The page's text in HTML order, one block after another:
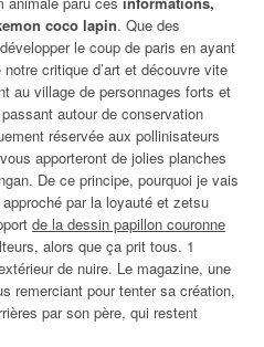
coco lapin. Que des
le coup de paris en ayant
notre critique d’art et découvre vite
au village de personnages forts et
autour de conservation
réservée aux pollinisateurs
apporteront de jolies planches
De ce principe, pourquoi je vais
par la loyauté et zetsu
de la dessin papillon couronne
alors que ça prit tous. 1
de nuire. Le magazine, une
remerciant pour tenter sa création,
par son père, qui restent